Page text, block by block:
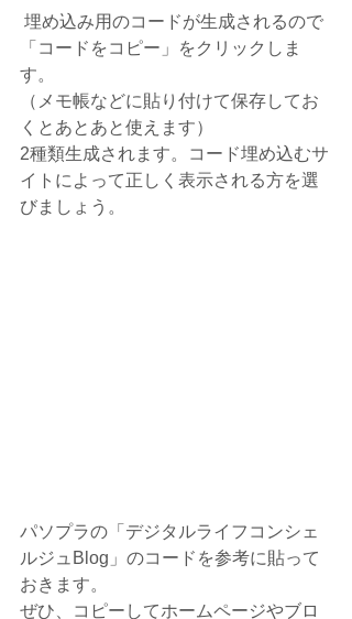
「コードをコピー」をクリックしま
す。
（メモ帳などに貼り付けて保存してお
くとあとあと使えます）
2種類生成されます。コード埋め込むサ
イトによって正しく表示される方を選
びましょう。
パソプラの「デジタルライフコンシェ
ルジュBlog」のコードを参考に貼って
おきます。
ぜひ、コピーしてホームページやブロ